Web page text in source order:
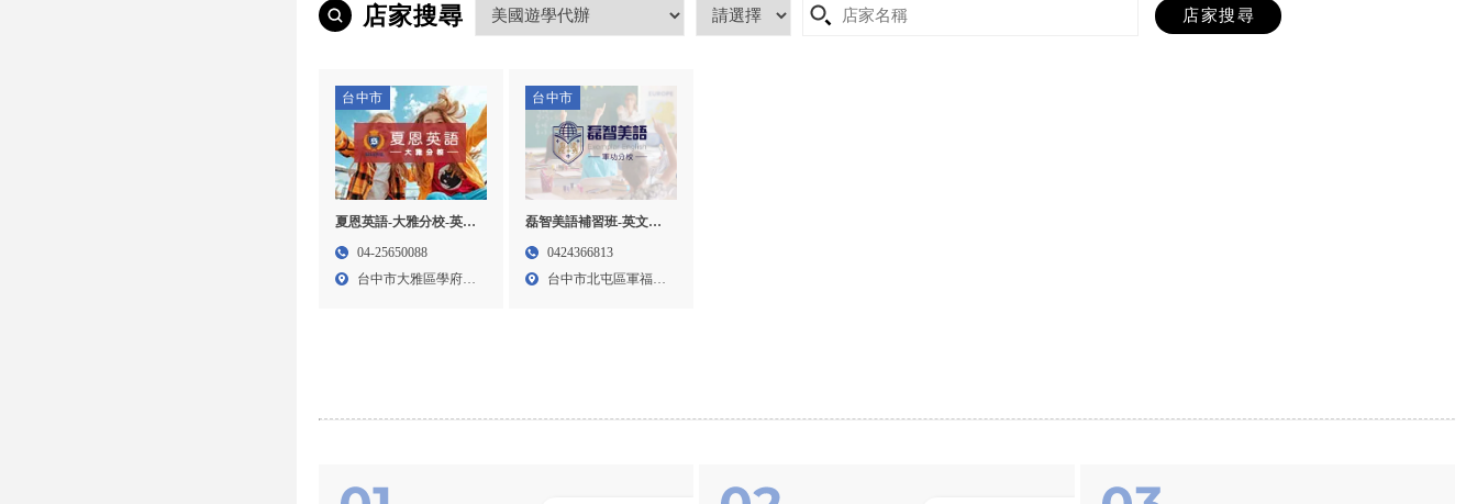
店家搜尋
台中市
夏恩英語-大雅分校-英文
補習班,美語補習班,台中
補習班,
04-25650088
台中市大雅區學府路
台中市
磊智美語補習班-英文補
習班,美語補習班,台中英
班
0424366813
台中市北屯區軍福十